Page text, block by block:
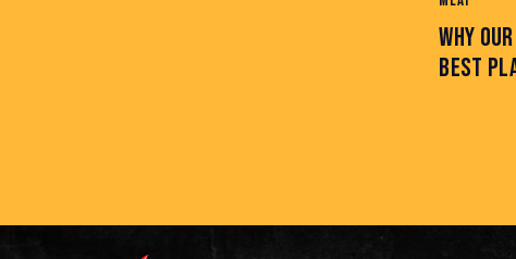
WHY
BEST